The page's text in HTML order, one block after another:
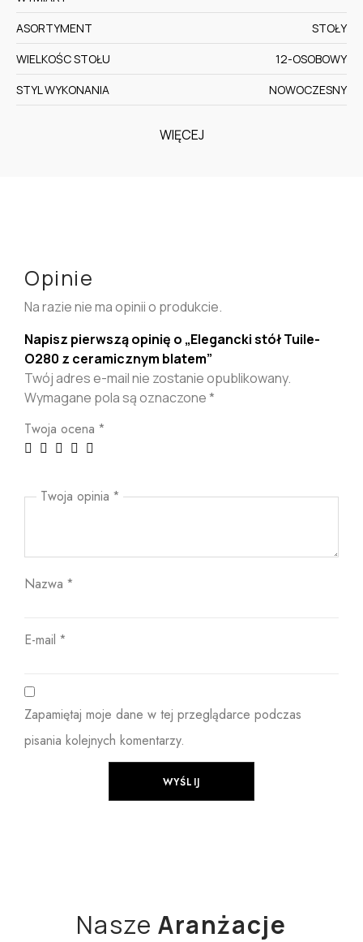
ASORTYMENT
STOŁY
WIELKOŚC STOŁU
12-OSOBOWY
STYL WYKONANIA
NOWOCZESNY
WIĘCEJ
Opinie
Na razie nie ma opinii o produkcie.
Napisz pierwszą opinię o „Elegancki stół Tuile-
O280 z ceramicznym blatem”
Twój adres e-mail nie zostanie opublikowany.
Wymagane pola są oznaczone*
Twoja ocena *
Twoja opinia *
Nazwa *
E-mail *
Zapamiętaj moje dane w tej przeglądarce podczas
pisania kolejnych komentarzy.
NaszeAranżacje